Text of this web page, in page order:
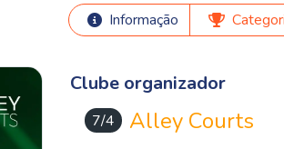
Informação
Clube organizador
7/4 Alley Courts